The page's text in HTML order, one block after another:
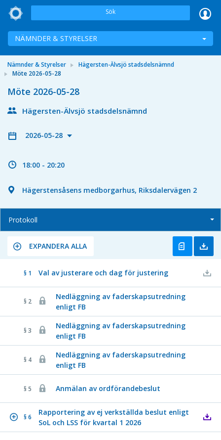
Sök
NÄMNDER & STYRELSER
Nämnder & Styrelser
Hägersten-Älvsjö stadsdelsnämnd
Möte 2026-05-28
Möte 2026-05-28
Hägersten-Älvsjö stadsdelsnämnd
2026-05-28
18:00 - 20:20
Hägerstensåsens medborgarhus, Riksdalervägen 2
Protokoll
EXPANDERA ALLA
§ 1 Val av justerare och dag för justering
§ 2
Nedläggning av faderskapsutredning
enligt FB
§ 3
Nedläggning av faderskapsutredning
enligt FB
§ 4
Nedläggning av faderskapsutredning
enligt FB
§ 5 Anmälan av ordförandebeslut
§ 6
Rapportering av ej verkställda beslut enligt
SoL och LSS för kvartal 1 2026